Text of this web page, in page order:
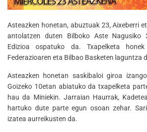
Asteazken honetan, abuztuak 23, Aixeberri
antolatzen duten Bilboko Aste Nagusiko
Edizioa ospatuko da. Txapelketa
Federazioaren eta Bilbao Basketen laguntza
Asteazken honetan saskibaloi giroa
Goizeko 10etan abiatuko da txapelketa
hau da Miniekin. Jarraian Haurrak,
hartuko dute parte egun osoan zehar.
izatea aurreikusten da.